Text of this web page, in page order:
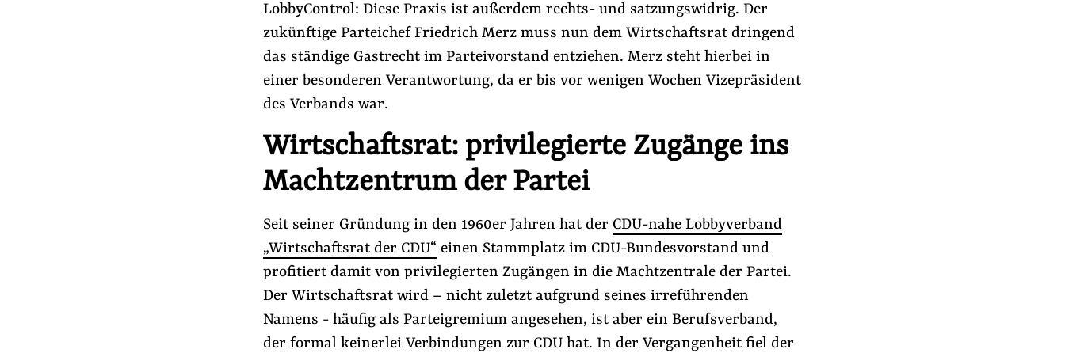
#Lobbyismus und Klima #Nebeneinkünfte
Folge Uns
Facebook
Instagram LinkedIn
Feed Newsletter
LobbyControl: Diese Praxis ist außerdem rechts- und satzungswidrig. Der
zukünftige Parteichef Friedrich Merz muss nun dem Wirtschaftsrat dringend
das ständige Gastrecht im Parteivorstand entziehen. Merz steht hierbei in
einer besonderen Verantwortung, da er bis vor wenigen Wochen Vizepräsident
des Verbands war.
Wirtschaftsrat: privilegierte Zugänge ins
Machtzentrum der Partei
Seit seiner Gründung in den 1960er Jahren hat der CDU-nahe Lobbyverband
„Wirtschaftsrat der CDU“ einen Stammplatz im CDU-Bundesvorstand und
profitiert damit von privilegierten Zugängen in die Machtzentrale der Partei.
Der Wirtschaftsrat wird – nicht zuletzt aufgrund seines irreführenden
Namens - häufig als Parteigremium angesehen, ist aber ein Berufsverband,
der formal keinerlei Verbindungen zur CDU hat. In der Vergangenheit fiel der